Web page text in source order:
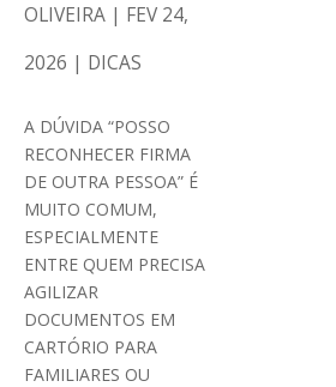
OLIVEIRA | FEV 24,
2026 | DICAS
A DÚVIDA “POSSO
RECONHECER FIRMA
DE OUTRA PESSOA” É
MUITO COMUM,
ESPECIALMENTE
ENTRE QUEM PRECISA
AGILIZAR
DOCUMENTOS EM
CARTÓRIO PARA
FAMILIARES OU